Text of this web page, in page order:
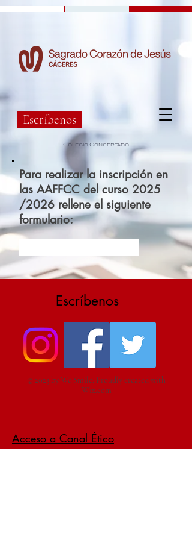
Escríbenos
Colegio Concertado
Para realizar la inscripción en
las AAFFCC del curso 2025
/2026 rellene el siguiente
formulario:
Escríbenos
© 2023 by We Smile. Proudly created with
Wix.com
Acceso a Canal Ético